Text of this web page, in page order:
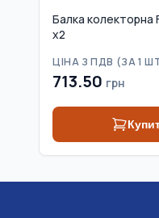
Балка колекторна
x2
ЦІНА З ПДВ (ЗА 1
713.50 грн